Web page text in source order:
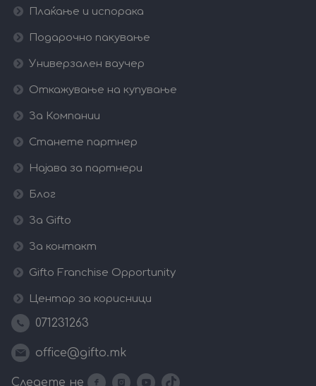
Плаќање и испорака
Подарочно пакување
Универзален ваучер
Откажување на купување
За Компании
Станете партнер
Најава за партнери
Блог
За Gifto
За контакт
Gifto Franchise Opportunity
Центар за корисници
071231263
office@gifto.mk
Следете не